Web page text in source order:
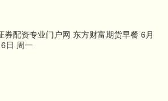
券配资专业门户网 东方财富期货早餐 6月
日 周一